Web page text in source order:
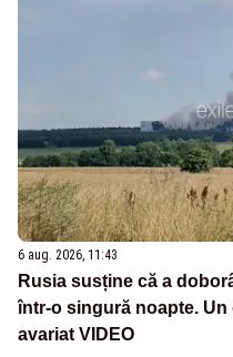
6 aug. 2026, 11:43
Rusia susține că a
într-o singură noapte.
avariat VIDEO